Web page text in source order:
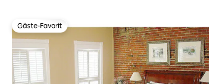
Gäste-Favorit
Gäste-Favorit